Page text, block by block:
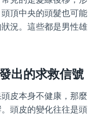
頂中央的頭髮也可能
況。這些都是男性雄
出的求救信號
皮本身不健康，那麼
頭皮的變化往往是頭